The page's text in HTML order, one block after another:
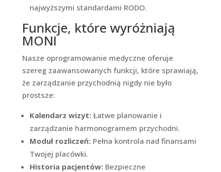
najwyższymi standardami RODO.
Funkcje, które wyróżniają
MONI
Nasze oprogramowanie medyczne oferuje
szereg zaawansowanych funkcji, które sprawiają,
że zarządzanie przychodnią nigdy nie było
prostsze:
Kalendarz wizyt:Łatwe planowanie i
zarządzanie harmonogramem przychodni.
Moduł rozliczeń:Pełna kontrola nad finansami
Twojej placówki.
Historia pacjentów:Bezpieczne